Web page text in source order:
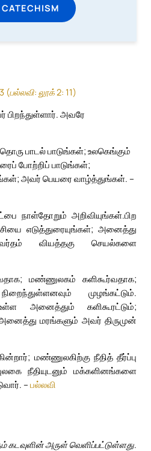
CATECHISM
(பல்லவி: லூக் 2: 11)
பிறந்துள்ளார். அவரே
பாடல் பாடுங்கள்; உலகெங்கும்
போற்றிப் பாடுங்கள்;
அவர் பெயரை வாழ்த்துங்கள். –
நாள்தோறும் அறிவியுங்கள்.பிற
எடுத்துரையுங்கள்; அனைத்து
வியத்தகு செயல்களை
மண்ணுலகம் களிகூர்வதாக;
முழங்கட்டும்.
அனைத்தும் களிகூரட்டும்;
மரங்களும் அவர் திருமுன்
மண்ணுலகிற்கு நீதித் தீர்ப்பு
நீதியுடனும் மக்களினங்களை
– பல்லவி
கடவுளின் அருள் வெளிப்பட்டுள்ளது.